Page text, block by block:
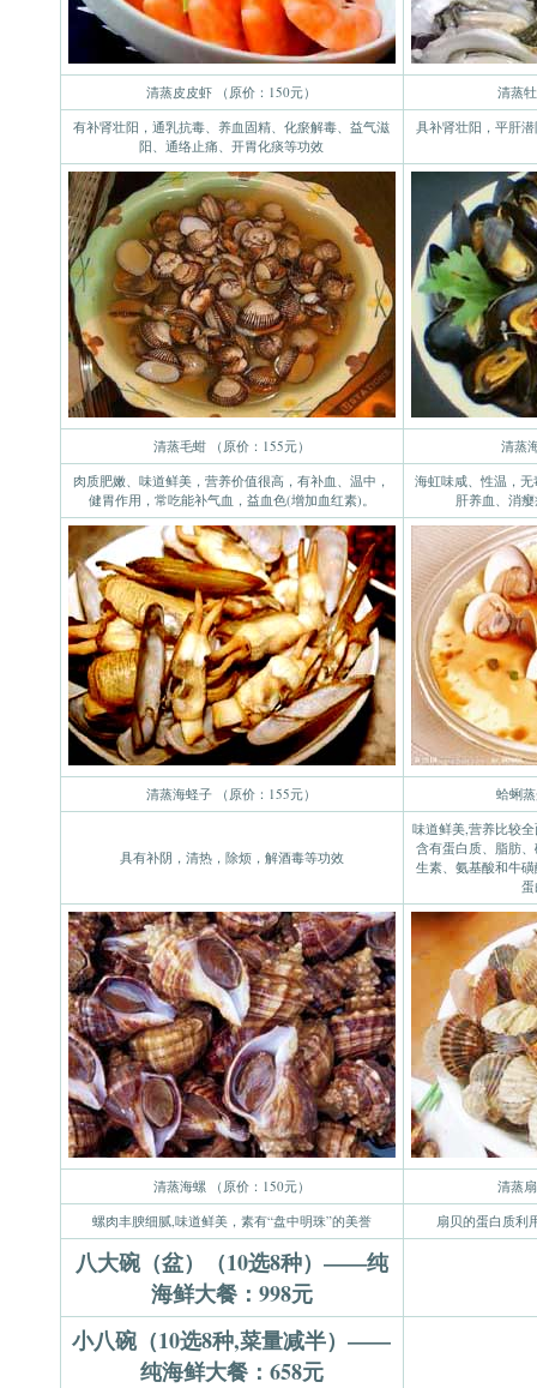
清蒸皮皮虾 （原价：150元）
清蒸
有补肾壮阳，通乳抗毒、养血固精、化瘀解毒、益气滋
阳、通络止痛、开胃化痰等功效
具补肾壮阳，平肝
清蒸毛蚶 （原价：155元）
清蒸
肉质肥嫩、味道鲜美，营养价值很高，有补血、温中，
健胃作用，常吃能补气血，益血色(增加血红素)。
海虹味咸、性温，
肝养血、消
清蒸海蛏子 （原价：155元） 蛤蜊
具有补阴，清热，除烦，解酒毒等功效
味道鲜美,营养比较
含有蛋白质、脂肪
生素、氨基酸和牛
清蒸海螺 （原价：150元）
清蒸
螺肉丰腴细腻,味道鲜美，素有“盘中明珠”的美誉
扇贝的蛋白质利
八大碗（盆）（10选8种）——纯
海鲜大餐：998元
小八碗（10选8种,菜量减半）——
纯海鲜大餐：658元